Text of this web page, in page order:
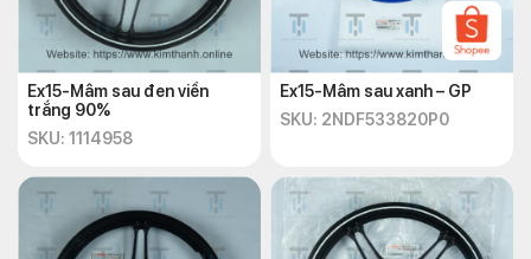
Ex15-Mâm sau đen viền
trắng 90%
SKU: 1114958
Ex15-Mâm sau xanh – GP
SKU: 2NDF533820P0